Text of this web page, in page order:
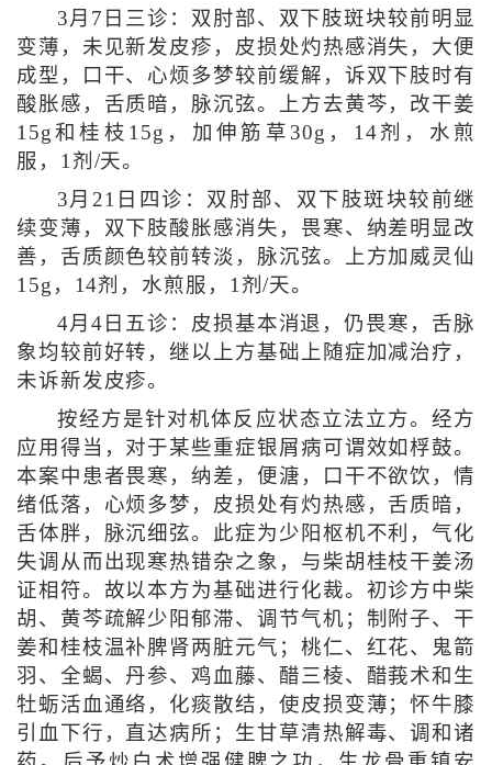
3月7日三诊：双肘部、双下肢斑块较前明显
变薄，未见新发皮疹，皮损处灼热感消失，大便
成型，口干、心烦多梦较前缓解，诉双下肢时有
酸胀感，舌质暗，脉沉弦。上方去黄芩，改干姜
15g和桂枝15g，加伸筋草30g，14剂，水煎
服，1剂/天。
3月21日四诊：双肘部、双下肢斑块较前继
续变薄，双下肢酸胀感消失，畏寒、纳差明显改
善，舌质颜色较前转淡，脉沉弦。上方加威灵仙
15g，14剂，水煎服，1剂/天。
4月4日五诊：皮损基本消退，仍畏寒，舌脉
象均较前好转，继以上方基础上随症加减治疗，
未诉新发皮疹。
按经方是针对机体反应状态立法立方。经方
应用得当，对于某些重症银屑病可谓效如桴鼓。
本案中患者畏寒，纳差，便溏，口干不欲饮，情
绪低落，心烦多梦，皮损处有灼热感，舌质暗，
舌体胖，脉沉细弦。此症为少阳枢机不利，气化
失调从而出现寒热错杂之象，与柴胡桂枝干姜汤
证相符。故以本方为基础进行化裁。初诊方中柴
胡、黄芩疏解少阳郁滞、调节气机；制附子、干
姜和桂枝温补脾肾两脏元气；桃仁、红花、鬼箭
羽、全蝎、丹参、鸡血藤、醋三棱、醋莪术和生
牡蛎活血通络，化痰散结，使皮损变薄；怀牛膝
引血下行，直达病所；生甘草清热解毒、调和诸